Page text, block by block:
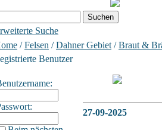
Suche
/Felsen /Dahner Gebiet /Braut &
Benutzer
27-09-2025